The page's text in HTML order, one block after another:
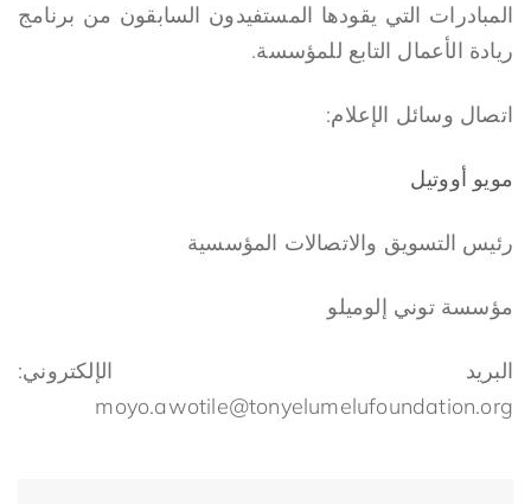
المبادرات التي يقودها المستفيدون السابقون من برنامج
ريادة الأعمال التابع للمؤسسة.
اتصال وسائل الإعلام:
مويو أووتيل
رئيس التسويق والاتصالات المؤسسية
مؤسسة توني إلوميلو
البريد الإلكتروني:
moyo.awotile@tonyelumelufoundation.org